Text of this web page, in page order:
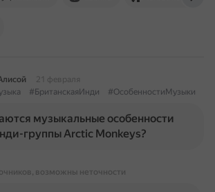
21 февраля
#БританскаяИнди #ОсобенностиМузыки
музыкальные особенности
группы Arctic Monkeys?
возможны неточности